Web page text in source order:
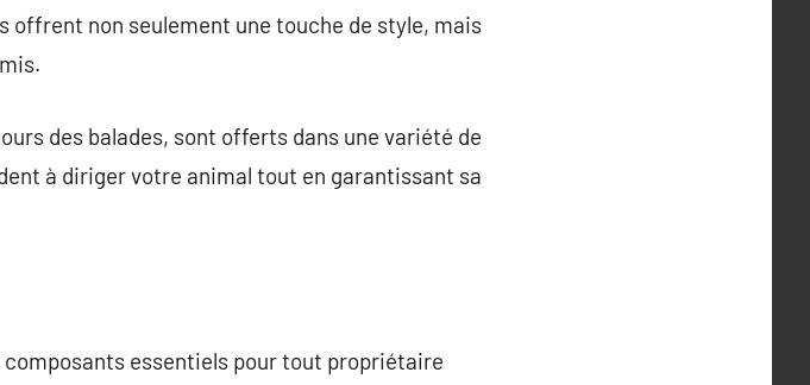
offrent non seulement une touche de style, mais
des balades, sont offerts dans une variété de
à diriger votre animal tout en garantissant sa
essentiels pour tout propriétaire